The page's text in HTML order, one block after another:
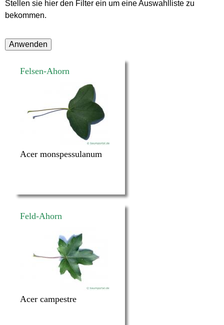
Stellen sie hier den Filter ein um eine Auswahlliste zu
bekommen.
Felsen-Ahorn
Acer monspessulanum
Feld-Ahorn
Acer campestre